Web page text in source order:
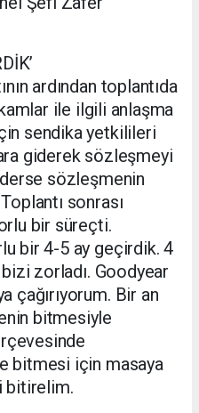
ardından toplantıda
ile ilgili anlaşma
sendika yetkilileri
giderek sözleşmeyi
sözleşmenin
sonrası
bir süreçti.
bir 4-5 ay geçirdik. 4
zorladı. Goodyear
çağırıyorum. Bir an
bitmesiyle
bitmesi için masaya
bitirelim.